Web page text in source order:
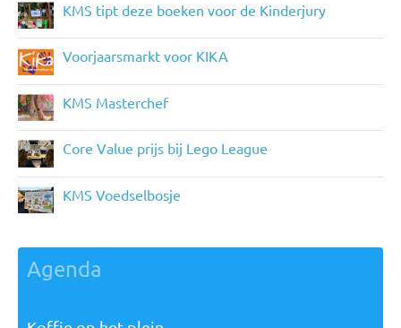
KMS tipt deze boeken voor de Kinderjury
Voorjaarsmarkt voor KIKA
KMS Masterchef
Core Value prijs bij Lego League
KMS Voedselbosje
Agenda